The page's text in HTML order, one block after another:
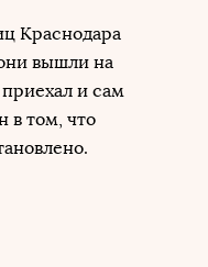
Краснодара
вышли на
и сам
в том, что